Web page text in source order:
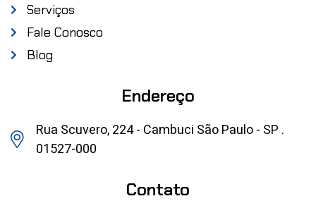
Serviços
Fale Conosco
Blog
Endereço
Rua Scuvero, 224 - Cambuci São Paulo - SP .
01527-000
Contato